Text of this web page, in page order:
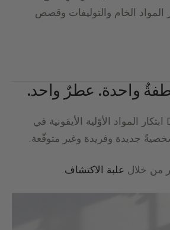
المواد الخام والتوليفات وقصص
واحدة. عطرٌ واحد.
ابتكار المواد الأوّلية الأيقونية في
جديدة وفريدة وغير متوقّعة.
من خلال علبة الاكتشاف.